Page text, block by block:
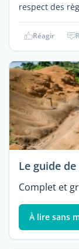
respect des
Réagir
Le guide
Complet et
À lire sans